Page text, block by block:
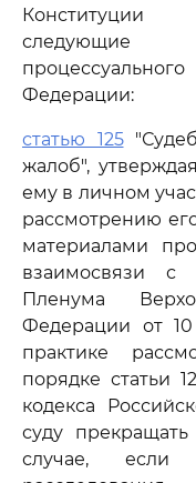
Конституции
следующие
Федерации:
статью 125
жалоб",
ему в личном
рассмотрению
материалами
взаимосвязи с
Пленума
Федерации от
практике
порядке статьи
кодекса
суду
случае, если